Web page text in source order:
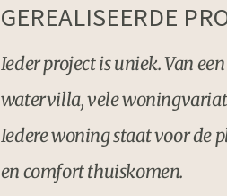
GEREALISEERDE
Ieder project is uniek. Van
watervilla, vele
Iedere woning staat voor de
en comfort thuiskomen.